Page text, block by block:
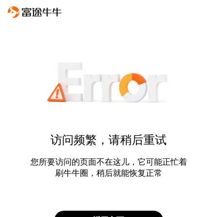
访问频繁，请稍后重试
您所要访问的页面不在这儿，它可能正忙着
刷牛牛圈，稍后就能恢复正常